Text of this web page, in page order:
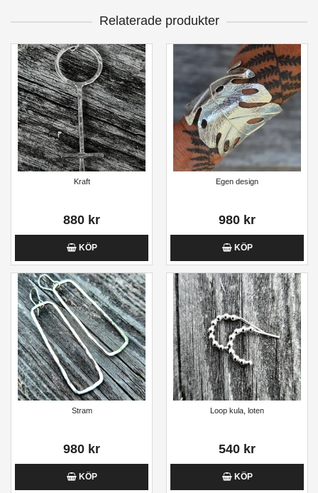
Relaterade produkter
Kraft
880 kr
KÖP
Egen design
980 kr
KÖP
Stram
980 kr
KÖP
Loop kula, loten
540 kr
KÖP